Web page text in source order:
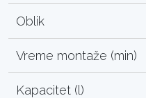
Oblik
Vreme montaže (min)
Kapacitet (l)